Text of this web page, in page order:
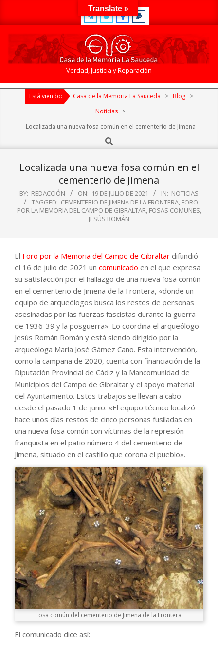
de
Verdad, Justicia y Reparación
Primary
NavigationEstá viendo: Casa de la Memoria La Sauceda > Blog >
Noticias >
Localizada una nueva fosa común en el cementerio de Jimena
Search
Localizada una nueva fosa común en el
cementerio de Jimena
BY: REDACCIÓN ON: 19 DE JULIO DE 2021 IN: NOTICIAS
TAGGED: CEMENTERIO DE JIMENA DE LA FRONTERA, FORO
POR LA MEMORIA DEL CAMPO DE GIBRALTAR, FOSAS COMUNES,
JESÚS ROMÁN
El Foro por la Memoria del Campo de Gibraltar difundió
el 16 de julio de 2021 un comunicado en el que expresa
su satisfacción por el hallazgo de una nueva fosa común
en el cementerio de Jimena de la Frontera, «donde un
equipo de arqueólogos busca los restos de personas
asesinadas por las fuerzas fascistas durante la guerra
de 1936-39 y la posguerra». Lo coordina el arqueólogo
Jesús Román Román y está siendo dirigido por la
arqueóloga María José Gámez Cano. Esta intervención,
como la campaña de 2020, cuenta con financiación de la
Diputación Provincial de Cádiz y la Mancomunidad de
Municipios del Campo de Gibraltar y el apoyo material
del Ayuntamiento. Estos trabajos se llevan a cabo
desde el pasado 1 de junio. «El equipo técnico localizó
hace unos días restos de cinco personas fusiladas en
una nueva fosa común con víctimas de la represión
franquista en el patio número 4 del cementerio de
Jimena, situado en el castillo que corona el pueblo».
Fosa común del cementerio de Jimena de la Frontera.
El comunicado dice así:
Translate »